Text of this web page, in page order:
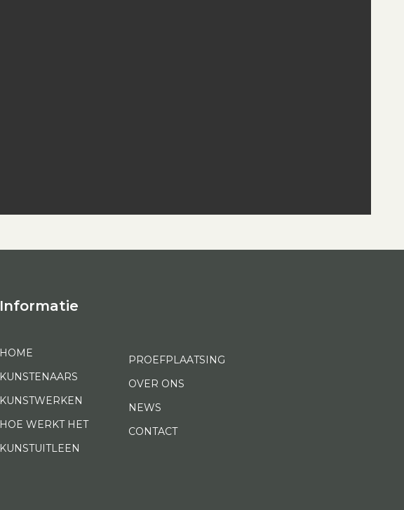
Informatie
HOME
KUNSTENAARS
KUNSTWERKEN
HOE WERKT HET
KUNSTUITLEEN
PROEFPLAATSING
OVER ONS
NEWS
CONTACT